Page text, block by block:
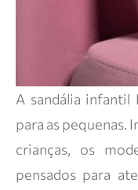
A sandália infantil
para as pequenas.
crianças, os
pensados para